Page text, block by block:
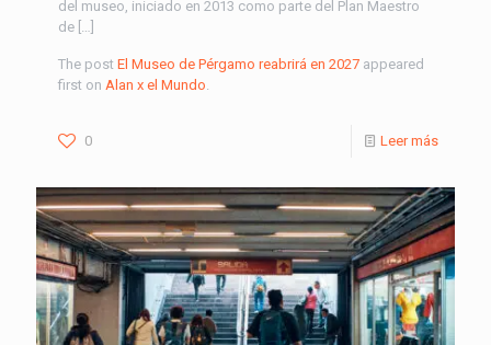
del museo, iniciado en 2013 como parte del Plan Maestro
de […]
The post El Museo de Pérgamo reabrirá en 2027 appeared
first on Alan x el Mundo
0 Leer más